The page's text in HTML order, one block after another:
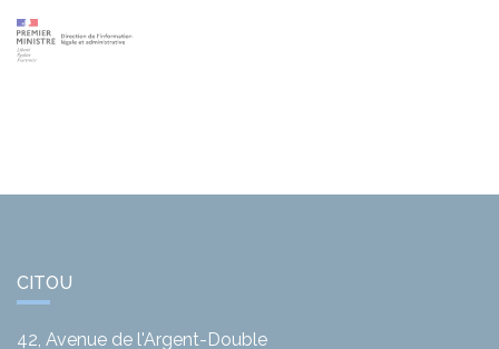
CITOU
42, Avenue de l'Argent-Double